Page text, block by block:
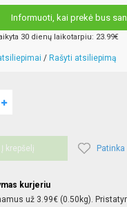
Informuoti, kai prekė bus
30 dienų laikotarpiu: 23.99€
/ Rašyti atsiliepimą
Į krepšelį Patinka
kurjeriu
už 3.99€ (0.50kg).